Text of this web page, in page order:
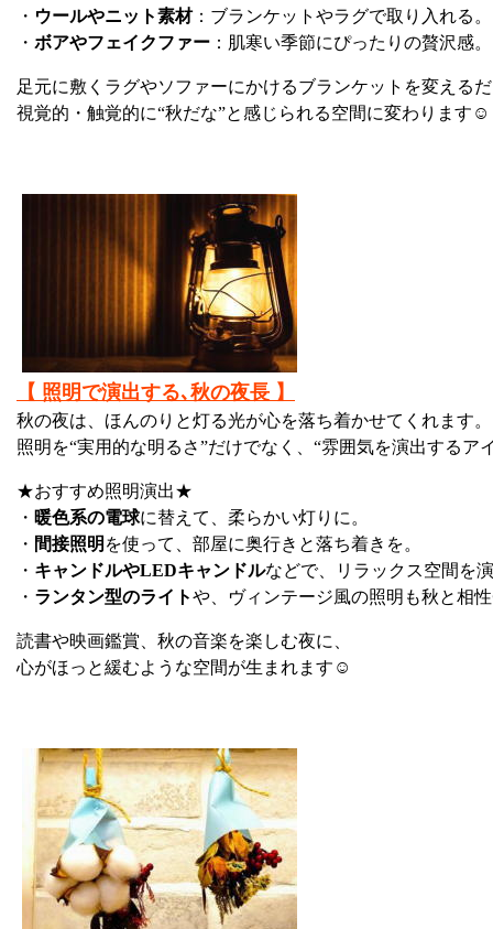
・ ウールやニット素材：ブランケットやラグで取り入れる。
・ ボアやフェイクファー ：肌寒い季節にぴったりの贅沢感。
足元に敷くラグやソファーにかけるブランケットを変える
視覚的・触覚的に“秋だな”と感じられる空間に変わります☺
【 照明で演出する､秋の夜長 】
秋の夜は、ほんのりと灯る光が心を落ち着かせてくれます。
照明を“実用的な明るさ”だけでなく、“雰囲気を演出するア
★おすすめ照明演出★
・ 暖色系の電球に替えて、柔らかい灯りに。
・ 間接照明 を使って、部屋に奥行きと落ち着きを。
・ キャンドルやLEDキャンドルなどで、リラックス空間を
・ ランタン型のライトや、ヴィンテージ風の照明も秋と相
読書や映画鑑賞、秋の音楽を楽しむ夜に、
心がほっと緩むような空間が生まれます☺